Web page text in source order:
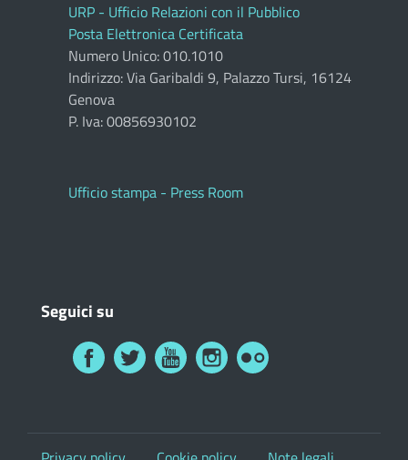
URP - Ufficio Relazioni con il Pubblico
Posta Elettronica Certificata
Numero Unico: 010.1010
Indirizzo: Via Garibaldi 9, Palazzo Tursi, 16124
Genova
P. Iva: 00856930102
Ufficio stampa - Press Room
Seguici su